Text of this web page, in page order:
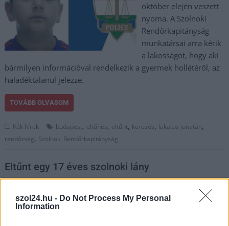
szol24.hu - Do Not Process My Personal
Information
október elején veszett
nyoma. A Szolnoki
Rendőrkapitányság
munkatársai arra kérik
a lakosságot, hogy aki
bármilyen információval rendelkezik a gyermek hollétéről, az
haladéktalanul jelezze.
TOVÁBB OLVASOM
Kék hírek budapest, eltűnés, eltűnt, keresés, lakatos jonatán,
rendőrség, Szolnoki Rendőrkapitányság
Eltűnt egy 17 éves szolnoki lány
Alexandra hollétéről